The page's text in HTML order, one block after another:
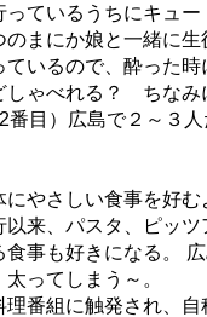
っているうちにキュー
まにか娘と一緒に生
ているので、酔った
しゃべれる？ ちなみ
番目）広島で２～３人
やさしい食事を好む
以来、パスタ、ピッ
事も好きになる。
ってしまう～。
番組に触発され、自